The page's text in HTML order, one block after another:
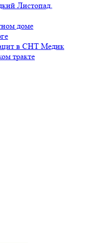
Листопад,
доме
в СНТ Медик
тракте